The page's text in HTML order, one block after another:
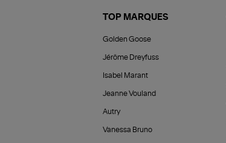
TOP MARQUES
Golden Goose
Jérôme Dreyfuss
Isabel Marant
Jeanne Vouland
Autry
Vanessa Bruno